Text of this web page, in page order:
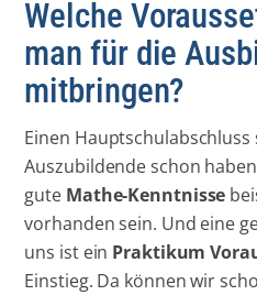
Welche
man für die
mitbringen?
Einen
Auszubildende schon
gute Mathe-Kenntnisse
vorhanden sein. Und eine
uns ist ein Praktikum
Einstieg. Da können wir